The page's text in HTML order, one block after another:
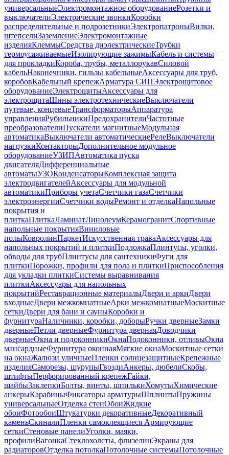
универсальныеЭлектромонтажное оборудованиеРозетки и
выключателиЭлектрические звонкиКоробки
распределительные и подрозетникиЭлектропатроныВилки,
штепселиЗаземлениеЭлектромонтажные
изделияКлеммыСредства диэлектрическиеТрубки
термоусаживаемыеИзолирующие зажимыКабель и системы
для прокладкиКороба, трубы, металлорукавСиловой
кабельНаконечники, гильзы кабельныеАксессуары для труб,
коробовКабельный крепежАрматура СИПЭлектрощитовое
оборудованиеЭлектрощитыАксессуары для
электрощитаШины электротехническиеВыключатели
путевые, концевыеТрансформаторыАппаратура
управленияРубильникиПредохранителиЧастотные
преобразователиПускатели магнитныеМодульная
автоматикаВыключатели автоматическиеРелеВыключатели
нагрузкиКонтакторыДополнительное модульное
оборудованиеУЗИПАвтоматика пуска
двигателяДифференциальные
автоматыУЗОКонденсаторыКомплексная защита
электродвигателейАксессуары для модульной
автоматикиПриборы учетаСчетчики газаСчетчики
электроэнергииСчетчики водыРемонт и отделкаНапольные
покрытия и
плиткаПлиткаЛаминатЛинолеумКерамогранитСпортивные
напольные покрытияВиниловые
полыКовролинПаркетИскусственная траваАксессуары для
напольных покрытий и плиткиПодложкаПлинтусы, уголки,
обводы для трубПлинтусы для сантехникиФуги для
плиткиПорожки, профили для пола и плиткиПриспособления
для укладки плиткиСистемы выравнивания
плиткиАксессуары для напольных
покрытийРеставрационные материалыДвери и аркиДвери
входныеДвери межкомнатныеАрки межкомнатныеМоскитные
сеткиДвери для бани и сауныКоробки и
фурнитураНаличники, коробки, доборыРучки дверныеЗамки
дверныеПетли дверныеФурнитура двернаяДоводчики
дверныеОкна и подоконникиОкнаПодоконники, отливыОкна
мансардныеФурнитура оконнаяМягкие окнаМоскитные сетки
на окнаЖалюзи уличныеПленки солнцезащитныеКрепежные
изделияСаморезы, шурупыГвоздиАнкеры, дюбелиСкобы,
штифтыПерфорированный крепежГайки,
шайбыЗаклепкиБолты, винты, шпилькиХомутыХимические
анкерыКарабиныФиксаторы арматурыШплинтыПружины
универсальныеОтделка стенОбоиЖидкие
обоиФотообоиШтукатурки декоративныеДекоративный
каменьСкиналиПленки самоклеящиеся Армирующие
сеткиСтеновые панелиУголки, маяки,
профилиВагонкаСтеклохолсты, флизелинЭкраны для
радиаторовОтделка потолкаПотолочные системыПотолочные